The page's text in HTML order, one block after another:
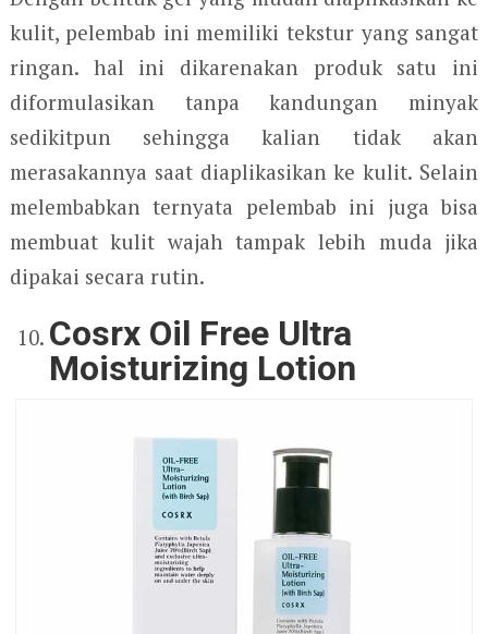
kulit, pelembab ini memiliki tekstur yang sangat
ringan. hal ini dikarenakan produk satu ini
diformulasikan tanpa kandungan minyak
sedikitpun sehingga kalian tidak akan
merasakannya saat diaplikasikan ke kulit. Selain
melembabkan ternyata pelembab ini juga bisa
membuat kulit wajah tampak lebih muda jika
dipakai secara rutin.
Cosrx Oil Free Ultra
Moisturizing Lotion